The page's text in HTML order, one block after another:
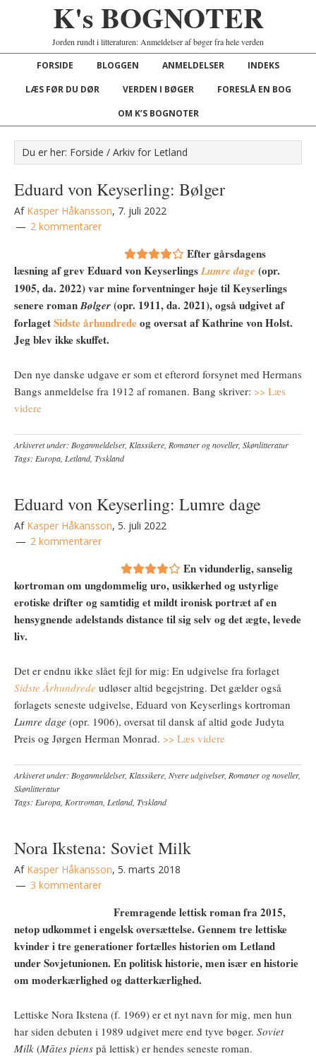
K's BOGNOTER
Jorden rundt i litteraturen: Anmeldelser af bøger fra hele verden
FORSIDE BLOGGEN ANMELDELSER
INDEKS
LÆS FØR DU DØR
VERDEN I BØGER
FORESLÅ EN BOG
OM K’S BOGNOTER
Du er her: Forside / Arkiv for Letland
Eduard von Keyserling: Bølger
Af Kasper Håkansson, 7. juli 2022
2 kommentarer
Efter gårsdagens
læsning af grev Eduard von KeyserlingsLumre dage (opr.
1905, da. 2022) var mine forventninger høje til Keyserlings
senere romanBølger(opr. 1911, da. 2021), også udgivet af
forlagetSidste århundredeog oversat af Kathrine von Holst.
Jeg blev ikke skuffet.
Den nye danske udgave er som et efterord forsynet med Hermans
Bangs anmeldelse fra 1912 af romanen. Bang skriver: >> Læs
videre
Arkiveret under: Boganmeldelser, Klassikere Romaner og noveller, Skønlitteratur
Tags: Europa Letland, Tyskland
Eduard von Keyserling: Lumre dage
Af Kasper Håkansson, 5. juli 2022
2 kommentarer
En vidunderlig, sanselig
kortroman om ungdommelig uro, usikkerhed og ustyrlige
erotiske drifter og samtidig et mildt ironisk portræt af en
hensygnende adelstands distance til sig selv og det ægte, levede
liv.
Det er endnu ikke slået fejl for mig: En udgivelse fra forlaget
Sidste Århundrede udløser altid begejstring. Det gælder også
forlagets seneste udgivelse, Eduard von Keyserlings kortroman
Lumre dage (opr. 1906), oversat til dansk af altid gode Judyta
Preis og Jørgen Herman Monrad. >> Læs videre
Arkiveret under: Boganmeldelser, Klassikere Nyere udgivelser, Romaner og noveller,
Skønlitteratur
Tags: Europa Kortroman Letland, Tyskland
Nora Ikstena: Soviet Milk
Af Kasper Håkansson, 5. marts 2018
3 kommentarer
Fremragende lettisk roman fra 2015,
netop udkommet i engelsk oversættelse. Gennem tre lettiske
kvinder i tre generationer fortælles historien om Letland
under Sovjetunionen. En politisk historie, men især en historie
om moderkærlighed og datterkærlighed.
Lettiske Nora Ikstena (f. 1969) er et nyt navn for mig, men hun
har siden debuten i 1989 udgivet mere end tyve bøger. Soviet
Milk (Mātes piens på lettisk) er hendes seneste roman.